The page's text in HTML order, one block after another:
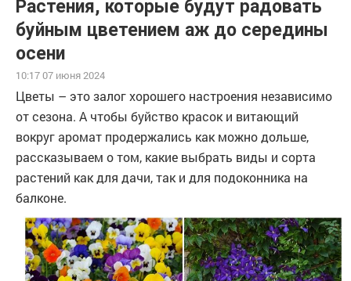
Растения, которые будут радовать
буйным цветением аж до середины
осени
10:17 07 июня 2024
Цветы – это залог хорошего настроения независимо
от сезона. А чтобы буйство красок и витающий
вокруг аромат продержались как можно дольше,
рассказываем о том, какие выбрать виды и сорта
растений как для дачи, так и для подоконника на
балконе.